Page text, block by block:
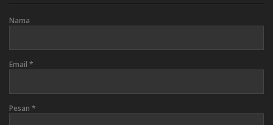
Nama
Email *
Pesan *